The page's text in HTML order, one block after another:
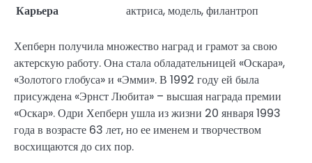
Карьера
актриса, модель, филантроп
Хепберн получила множество наград и грамот за свою
актерскую работу. Она стала обладательницей «Оскара»,
«Золотого глобуса» и «Эмми». В 1992 году ей была
присуждена «Эрнст Любита» – высшая награда премии
«Оскар». Одри Хепберн ушла из жизни 20 января 1993
года в возрасте 63 лет, но ее именем и творчеством
восхищаются до сих пор.